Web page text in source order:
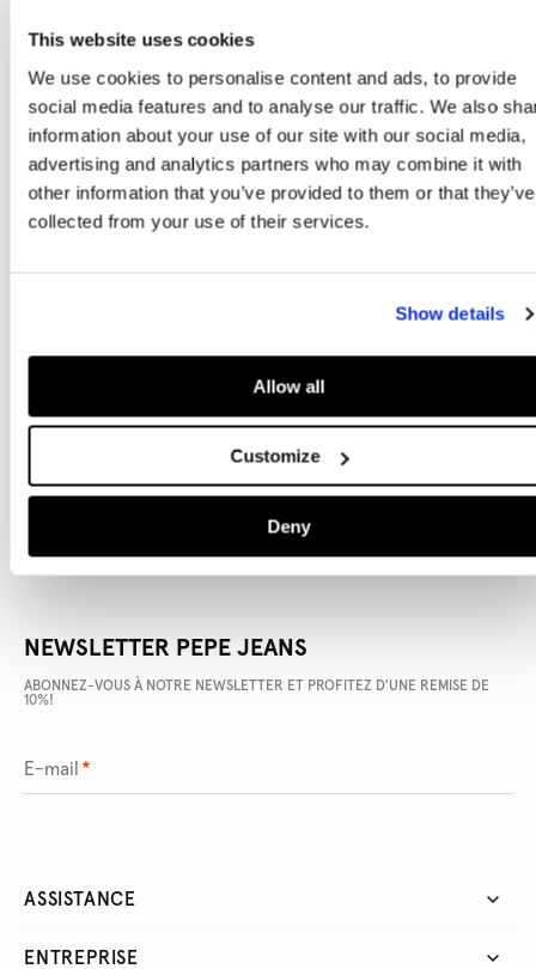
This website uses cookies
We use cookies to personalise content and ads, to provide
social media features and to analyse our traffic. We also
information about your use of our site with our social media,
advertising and analytics partners who may combine it with
other information that you’ve provided to them or that they’ve
collected from your use of their services.
Show details
Allow all
Customize
Deny
Le mannequin porte: STaille du mannequin:
Guide des tailles
AJOUTER AU PANIER
NEWSLETTER PEPE JEANS
ABONNEZ-VOUS À NOTRE NEWSLETTER ET PROFITEZ D'UNE REMISE DE
10%!
E-mail *
ASSISTANCE
ENTREPRISE